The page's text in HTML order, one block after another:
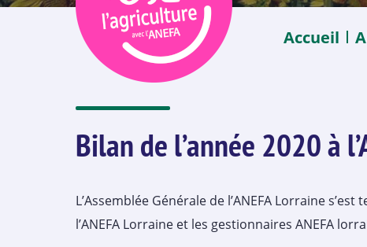
Accueil
Bilan de l’année 2020 à
L’Assemblée Générale de l’ANEFA Lorraine
l’ANEFA Lorraine et les gestionnaires ANEFA